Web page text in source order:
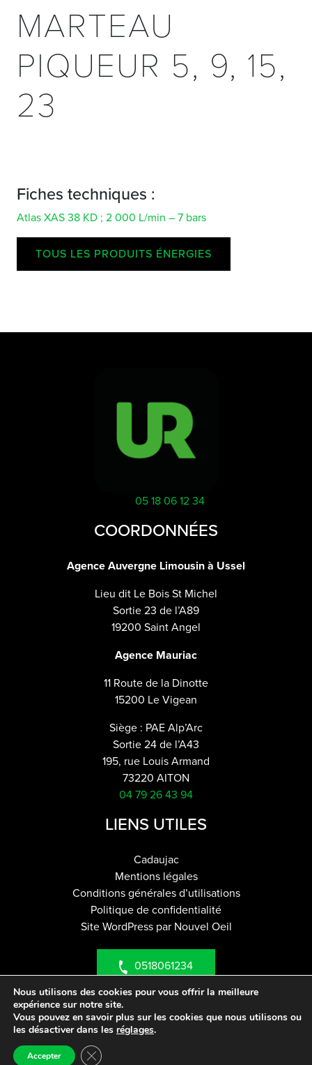
MARTEAU
PIQUEUR 5, 9, 15,
23
Fiches techniques :
Atlas XAS 38 KD ; 2 000 L/min – 7 bars
TOUS LES PRODUITS ÉNERGIES
Nous utilisons des cookies pour vous offrir la meilleure
expérience sur notre site.
Vous pouvez en savoir plus sur les cookies que nous utilisons ou
les désactiver dans les réglages.
Accepter Fermer la bannière des cookies GDPR
05 18 06 12 34
COORDONNÉES
Agence Auvergne Limousin à Ussel
Lieu dit Le Bois St Michel
Sortie 23 de l’A89
19200 Saint Angel
Agence Mauriac
11 Route de la Dinotte
15200 Le Vigean
Siège : PAE Alp’Arc
Sortie 24 de l’A43
195, rue Louis Armand
73220 AITON
04 79 26 43 94
LIENS UTILES
Cadaujac
Mentions légales
Conditions générales d’utilisations
Politique de confidentialité
Site WordPress par Nouvel Oeil
0518061234
contact@utility-rent.com